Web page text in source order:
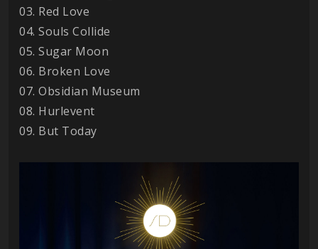
03. Red Love
04. Souls Collide
05. Sugar Moon
06. Broken Love
07. Obsidian Museum
08. Hurlevent
09. But Today